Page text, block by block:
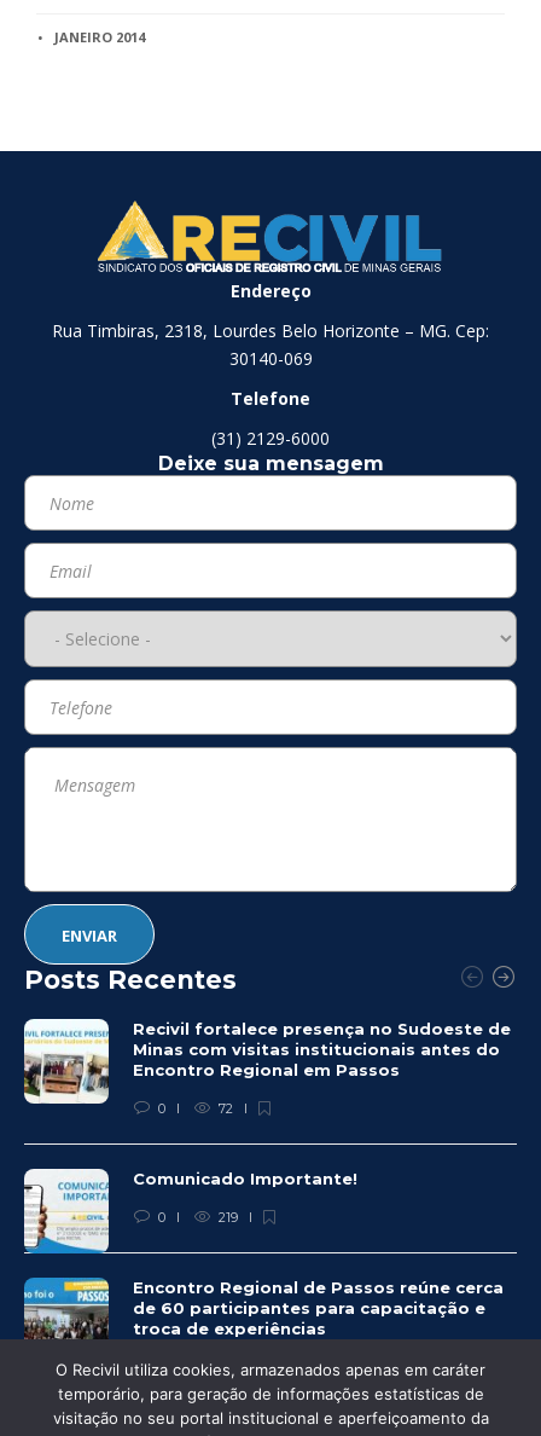
JANEIRO 2014
Endereço
Rua Timbiras, 2318, Lourdes Belo Horizonte – MG. Cep:
30140-069
Telefone
(31) 2129-6000
Deixe sua mensagem
Posts Recentes
Recivil fortalece presença no Sudoeste de
Minas com visitas institucionais antes do
Encontro Regional em Passos
0 72
Comunicado Importante!
0 219
Encontro Regional de Passos reúne cerca
de 60 participantes para capacitação e
troca de experiências
0 237
O Recivil utiliza cookies, armazenados apenas em caráter
temporário, para geração de informações estatísticas de
visitação no seu portal institucional e aperfeiçoamento da